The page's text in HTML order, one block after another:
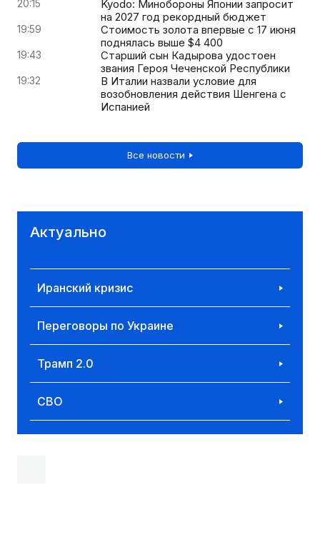
20:15
Kyodo: Минобороны Японии запросит
на 2027 год рекордный бюджет
19:59
Стоимость золота впервые с 17 июня
поднялась выше $4 400
19:43
Старший сын Кадырова удостоен
звания Героя Чеченской Республики
19:32
В Италии назвали условие для
возобновления действия Шенгена с
Испанией
Все новости
Актуально
Иранский кризис
Переговоры по Украине
Трамп 2.0
СВО